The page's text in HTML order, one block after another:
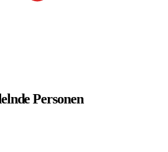
Personen